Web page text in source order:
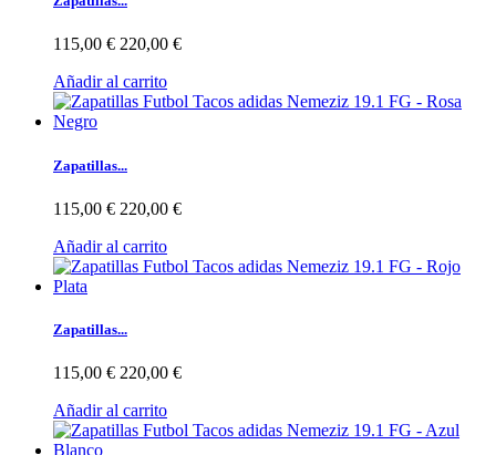
115,00 € 220,00 €
Añadir al carrito
Zapatillas...
115,00 € 220,00 €
Añadir al carrito
Zapatillas...
115,00 € 220,00 €
Añadir al carrito